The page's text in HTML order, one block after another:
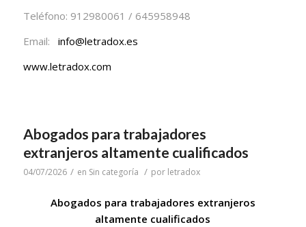
Teléfono: 912980061 / 645958948
Email: info@letradox.es
www.letradox.com
Abogados para trabajadores
extranjeros altamente cualificados
04/07/2026 / en Sin categoría / por letradox
Abogados para trabajadores extranjeros
altamente cualificados